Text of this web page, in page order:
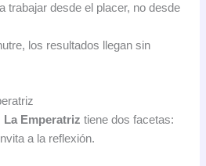
trabajar desde el placer, no desde
los resultados llegan sin
La Emperatriz tiene dos facetas:
a la reflexión.